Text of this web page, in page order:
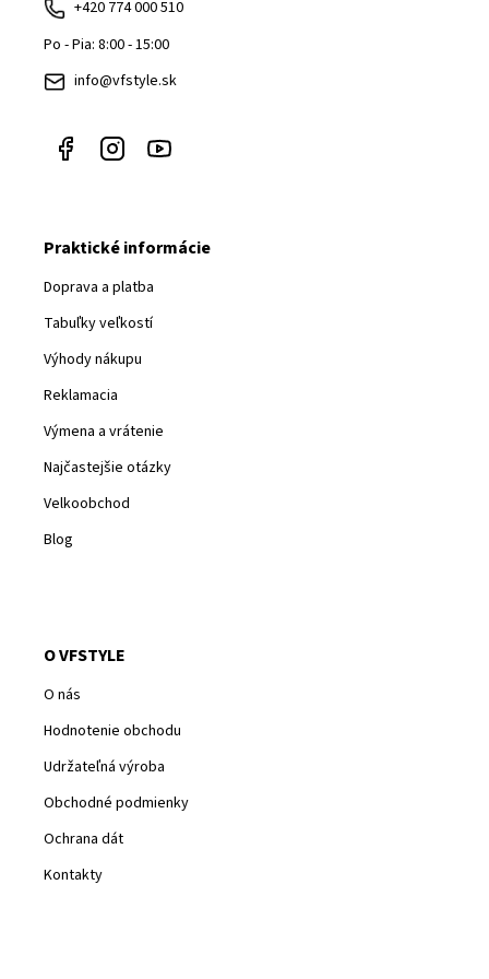
+420 774 000 510
Po - Pia: 8:00 - 15:00
info@vfstyle.sk
Praktické informácie
Doprava a platba
Tabuľky veľkostí
Výhody nákupu
Reklamacia
Výmena a vrátenie
Najčastejšie otázky
Velkoobchod
Blog
O VFSTYLE
O nás
Hodnotenie obchodu
Udržateľná výroba
Obchodné podmienky
Ochrana dát
Kontakty